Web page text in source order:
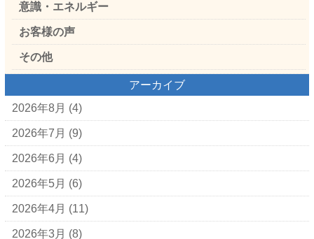
意識・エネルギー
お客様の声
その他
アーカイブ
2026年8月 (4)
2026年7月 (9)
2026年6月 (4)
2026年5月 (6)
2026年4月 (11)
2026年3月 (8)